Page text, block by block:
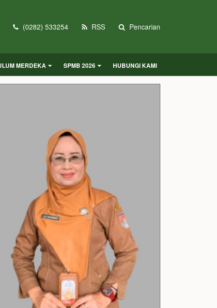
(0282) 533254 RSS Pencarian
MERDEKA SPMB 2026 HUBUNGI KAMI